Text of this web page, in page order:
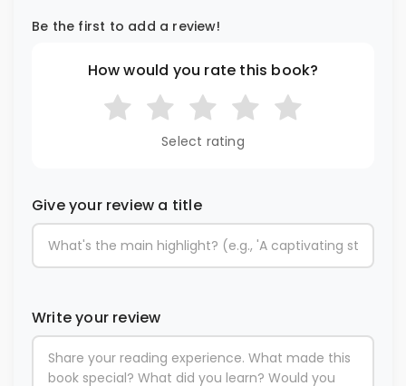
Be the first to add a review!
How would you rate this book?
Select rating
Give your review a title
Write your review